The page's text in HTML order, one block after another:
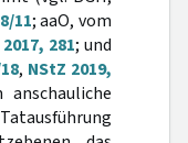
11; aaO, vom
281; und
, NStZ 2019,